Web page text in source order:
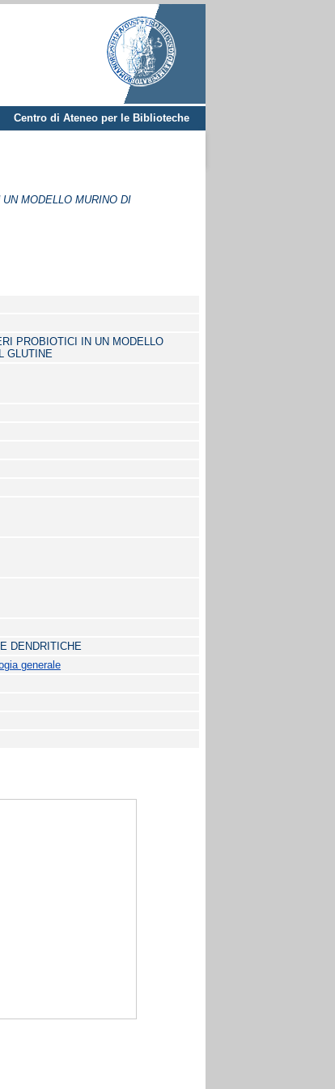
Centro di Ateneo per le Biblioteche
MODELLO MURINO DI
PROBIOTICI IN UN MODELLO
GLUTINE
DENDRITICHE
generale